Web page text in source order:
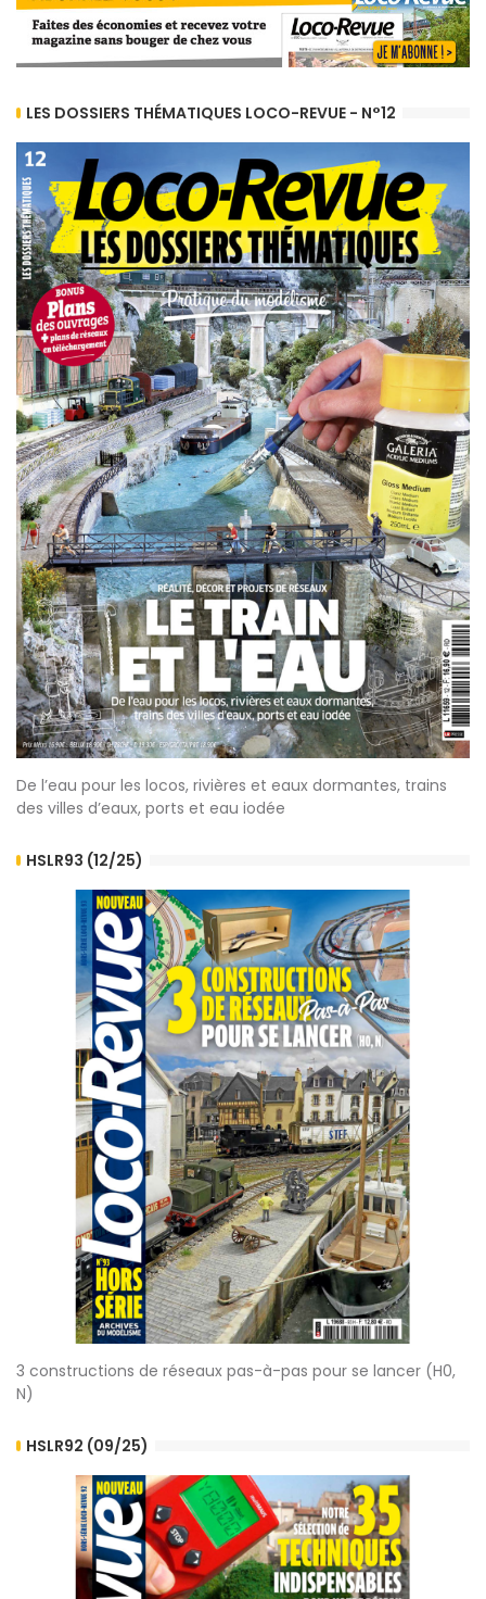
LES DOSSIERS THÉMATIQUES LOCO-REVUE - N°12
De l’eau pour les locos, rivières et eaux dormantes, trains
des villes d’eaux, ports et eau iodée
HSLR93 (12/25)
3 constructions de réseaux pas-à-pas pour se lancer (H0,
N)
HSLR92 (09/25)